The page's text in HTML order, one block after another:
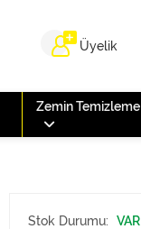
Üyelik
Zemin Temizleme
Stok Durumu: VAR